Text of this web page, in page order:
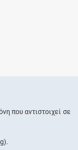
που αντιστοιχεί σε